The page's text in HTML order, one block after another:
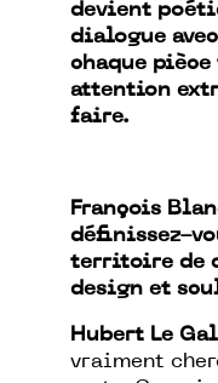
devient
dialogue
chaque pièce
attention
faire.
François
définissez-
territoire de
design et
Hubert Le
vraiment